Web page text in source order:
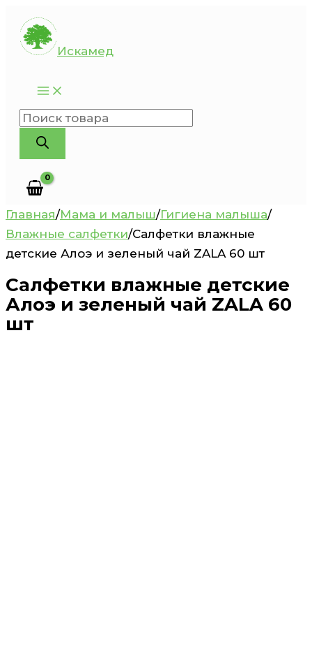
Перейти
содержимому
Искамед
Поиск
товаров
Главная/Мама и малыш/Гигиена малыша/
Влажные салфетки/Салфетки влажные
детские Алоэ и зеленый чай ZALA 60 шт
Салфетки влажные детские
Алоэ и зеленый чай ZALA 60
шт